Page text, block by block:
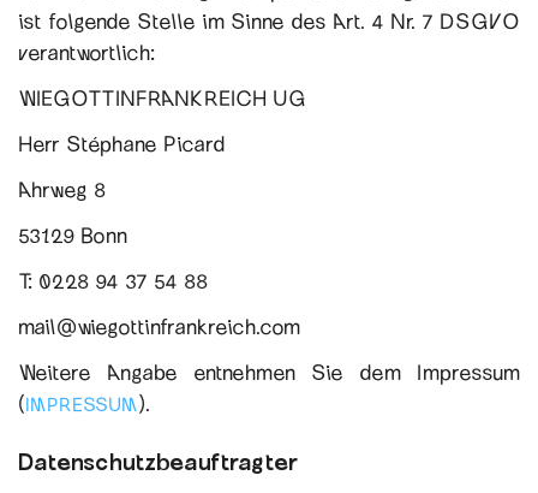
ist folgende Stelle im Sinne des Art. 4 Nr. 7 DSGVO
verantwortlich:
WIEGOTTINFRANKREICH UG
Herr Stéphane Picard
Ahrweg 8
53129 Bonn
T: 0228 94 37 54 88
mail@wiegottinfrankreich.com
Weitere Angabe entnehmen Sie dem Impressum
(IMPRESSUM).
Datenschutzbeauftragter